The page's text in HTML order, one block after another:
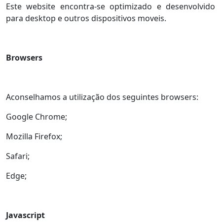
Este website encontra-se optimizado e desenvolvido
para desktop e outros dispositivos moveis.
Browsers
Aconselhamos a utilização dos seguintes browsers:
Google Chrome;
Mozilla Firefox;
Safari;
Edge;
Javascript